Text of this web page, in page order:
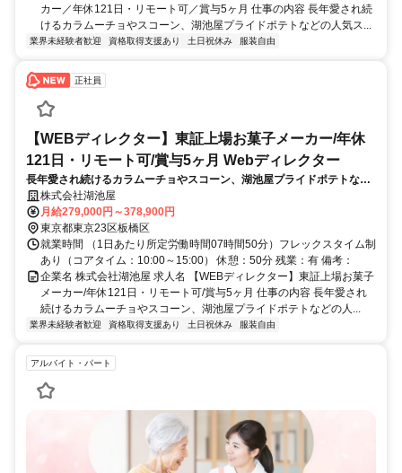
カー／年休121日・リモート可／賞与5ヶ月 仕事の内容 長年愛され続
けるカラムーチョやスコーン、湖池屋プライドポテトなどの人気ス...
業界未経験者歓迎 資格取得支援あり 土日祝休み 服装自由
正社員
【WEBディレクター】東証上場お菓子メーカー/年休
121日・リモート可/賞与5ヶ月 Webディレクター
長年愛され続けるカラムーチョやスコーン、湖池屋プライドポテトなど
の人気スナック製品の製造・販売を行う当社にて、EC事業部のWEBデ
ィレクターとして、社内外と連携した制作・運用ディレクションをお任
せします
株式会社湖池屋
月給279,000円～378,900円
東京都東京23区板橋区
就業時間 （1日あたり所定労働時間07時間50分）フレックスタイム制
あり（コアタイム：10:00～15:00） 休憩：50分 残業：有 備考：
企業名 株式会社湖池屋 求人名 【WEBディレクター】東証上場お菓子
メーカー/年休121日・リモート可/賞与5ヶ月 仕事の内容 長年愛され
続けるカラムーチョやスコーン、湖池屋プライドポテトなどの人...
業界未経験者歓迎 資格取得支援あり 土日祝休み 服装自由
アルバイト・パート